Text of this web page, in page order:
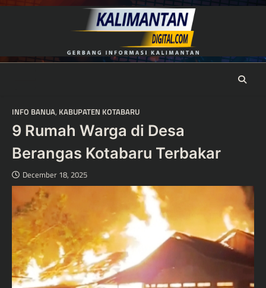
Skip
INFO BANUA, KABUPATEN KOTABARU
9 Rumah Warga di Desa
Berangas Kotabaru Terbakar
December 18, 2025